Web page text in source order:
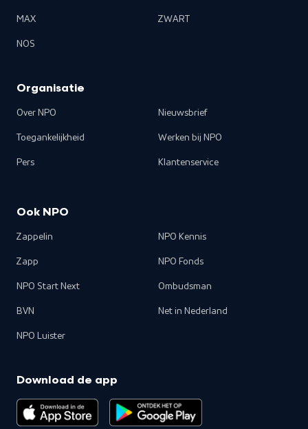
MAX
NOS
ZWART
Organisatie
Over NPO
Toegankelijkheid
Pers
Nieuwsbrief
Werken bij NPO
Klantenservice
Ook NPO
Zappelin
Zapp
NPO Start Next
BVN
NPO Luister
NPO Kennis
NPO Fonds
Ombudsman
Net in Nederland
Download de app